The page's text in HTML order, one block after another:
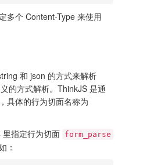
多个 Content-Type 来使用
和 json 的方式来解析
的方式解析。ThinkJS 是通
具体的行为切面名称为
指定行为切面 form_parse
：